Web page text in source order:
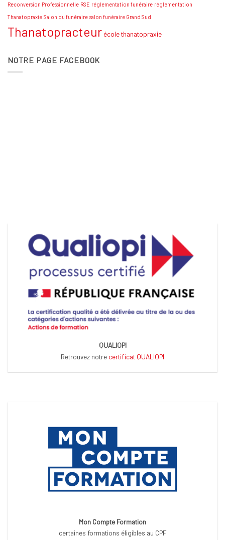
Reconversion Professionnelle RSE réglementation funéraire réglementation
Thanatopraxie Salon du funéraire salon funéraire Grand Sud
Thanatopracteur école thanatopraxie
NOTRE PAGE FACEBOOK
QUALIOPI
Retrouvez notre certificat QUALIOPI
Mon Compte Formation
certaines formations éligibles au CPF